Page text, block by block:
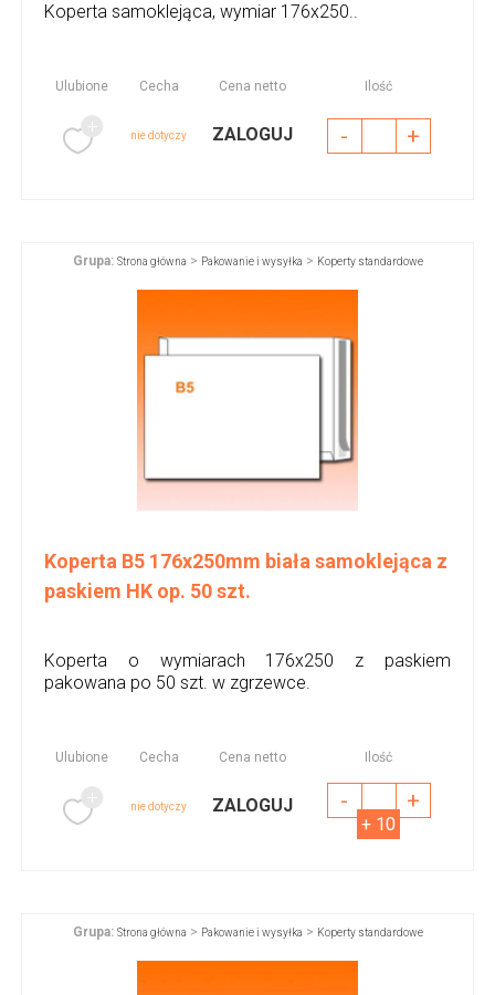
Koperta samoklejąca, wymiar 176x250..
Ulubione Cecha Cena netto Ilość
nie dotyczy ZALOGUJ - +
Grupa: Strona główna > Pakowanie i wysyłka > Koperty standardowe
Koperta B5 176x250mm biała samoklejąca z
paskiem HK op. 50 szt.
Koperta o wymiarach 176x250 z paskiem
pakowana po 50 szt. w zgrzewce.
Ulubione Cecha Cena netto Ilość
nie dotyczy ZALOGUJ - +
+ 10
Grupa: Strona główna > Pakowanie i wysyłka > Koperty standardowe